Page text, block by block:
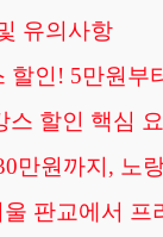
유의사항
할인! 5만원부
스 할인 핵심
만원까지, 노
판교에서 프